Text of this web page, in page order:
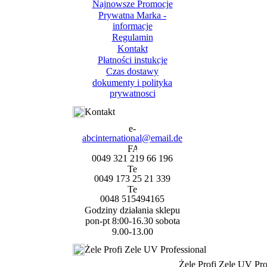
Najnowsze Promocje
Prywatna Marka -
informacje
Regulamin
Kontakt
Płatności instukcje
Czas dostawy
dokumenty i polityka
prywatnosci
Kontakt
abcinternational@email.de
0049 321 219 66 196
0049 173 25 21 339
0048 515494165
Godziny działania sklepu
pon-pt 8:00-16.30 sobota
9.00-13.00
Żele Profi Zele UV Professional
Żele Profi Zele UV